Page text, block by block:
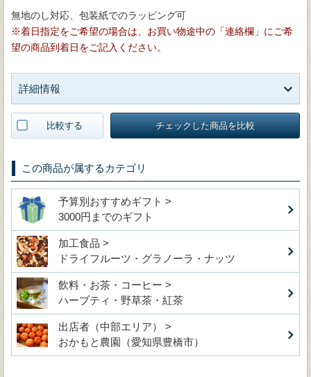
無地のし対応、包装紙でのラッピング可
※着日指定をご希望の場合は、お買い物途中の「連絡欄」にご希
望の商品到着日をご記入ください。
詳細情報
比較する チェックした商品を比較
この商品が属するカテゴリ
予算別おすすめギフト >
3000円までのギフト
加工食品 >
ドライフルーツ・グラノーラ・ナッツ
飲料・お茶・コーヒー >
ハーブティ・野草茶・紅茶
出店者（中部エリア） >
おかもと農園（愛知県豊橋市）